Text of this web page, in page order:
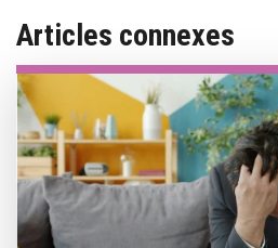
Articles connexes